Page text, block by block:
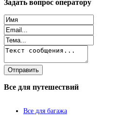
Задать вопрос оператору
Все для путешествий
Все для багажа